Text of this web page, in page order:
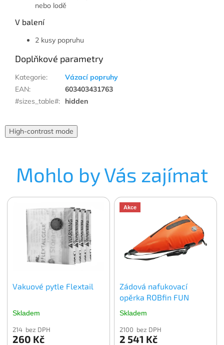
nebo lodě
V balení
2 kusy popruhu
Doplňkové parametry
Kategorie:
Vázací popruhy
EAN:
603403431763
#sizes_table#: hidden
High-contrast mode
Mohlo by Vás zajímat
Vakuové pytle Flextail
Skladem
214 bez DPH
260 Kč
Akce
Zádová nafukovací
opěrka ROBfin FUN
Skladem
2100 bez DPH
2 541 Kč